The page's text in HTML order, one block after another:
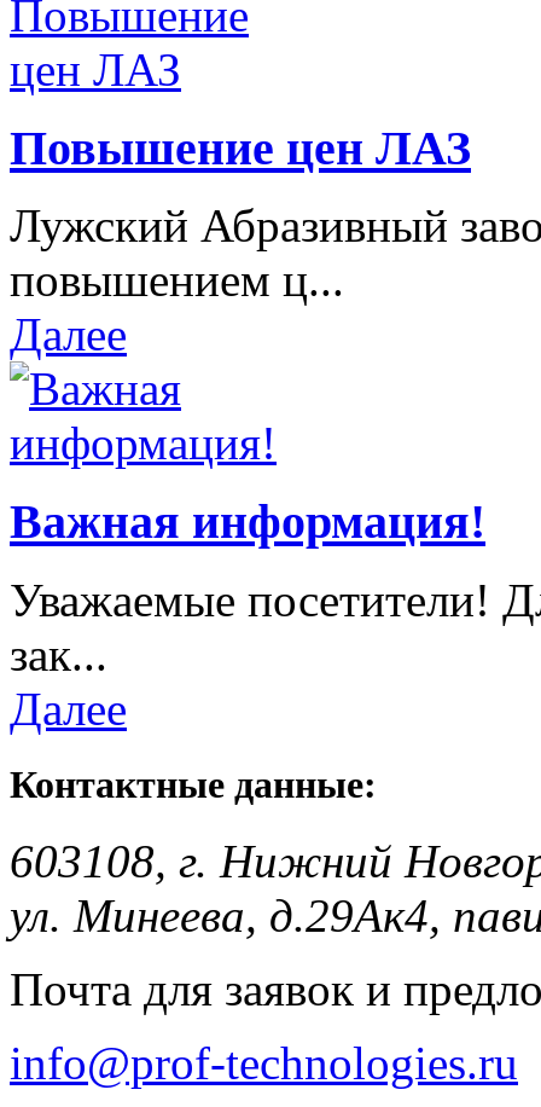
Повышение цен ЛАЗ
Лужский Абразивный
повышением ц...
Далее
Важная информация!
Уважаемые посетители!
зак...
Далее
Контактные данные:
603108, г. Нижний
ул. Минеева, д.29Ак4,
Почта для заявок и
info@prof-technologies.ru